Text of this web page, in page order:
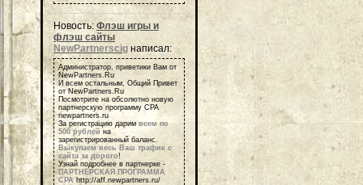
Новость: Флэш игры и
флэш сайты
NewPartnerscig написал:
Администратор, приветики Вам от
NewPartners.Ru
И всем остальным, Общий Привет
от NewPartners.Ru
Посмотрите на обсолютно новую
партнерскую программу СРА
newpartners.ru
За регистрацию даримвсем по
500 рублей на
зарегистрированный баланс.
Выкупаем весь Ваш трафик с
сайта за дорого!
Узнай подробнее в партнерке -
ПАРТНЕРСКАЯ ПРОГРАММА
СРАhttp://aff.newpartners.ru/